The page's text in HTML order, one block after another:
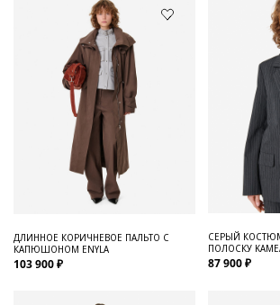
ДЛИННОЕ КОРИЧНЕВОЕ ПАЛЬТО С
КАПЮШОНОМ ENYLA
103 900 ₽
СЕРЫЙ
ПОЛОСКУ
87 900 ₽